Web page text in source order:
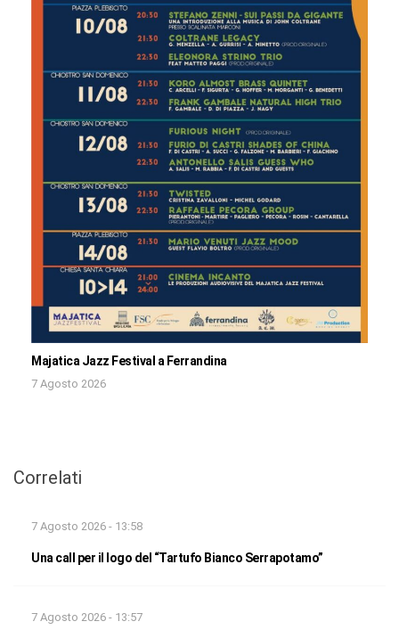
Majatica Jazz Festival a Ferrandina
7 Agosto 2026
Correlati
7 Agosto 2026 - 13:58
Una call per il logo del “Tartufo Bianco Serrapotamo”
7 Agosto 2026 - 13:57